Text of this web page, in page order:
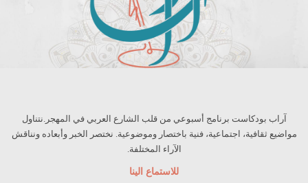
آراب بودكاست برنامج أسبوعي من قلب الشارع العربي في المهجر.نتناول
مواضيع ثقافية، اجتماعية، فنية باختصار وموضوعية. نختصر الخبر وأبعاده ونناقش
الآراء المختلفة.
للاستماع الينا